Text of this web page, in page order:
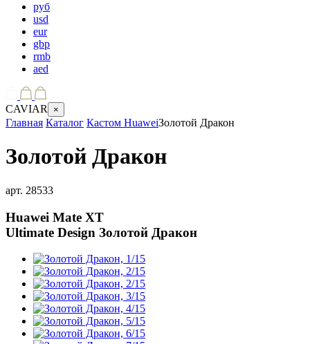
руб
usd
eur
gbp
rmb
aed
CAVIAR ×
Главная Каталог Кастом HuaweiЗолотой Дракон
Золотой Дракон
арт. 28533
Huawei Mate XT
Ultimate Design Золотой Дракон